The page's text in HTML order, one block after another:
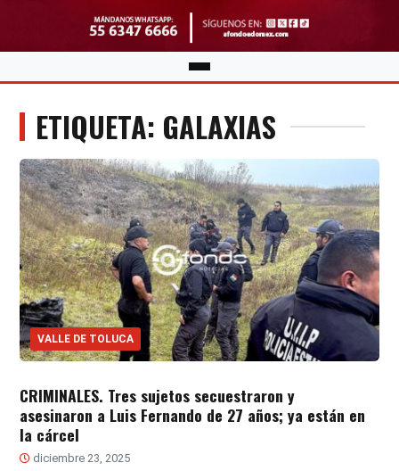
ETIQUETA: GALAXIAS
VALLE DE TOLUCA
CRIMINALES. Tres sujetos secuestraron y
asesinaron a Luis Fernando de 27 años; ya están en
la cárcel
diciembre 23, 2025